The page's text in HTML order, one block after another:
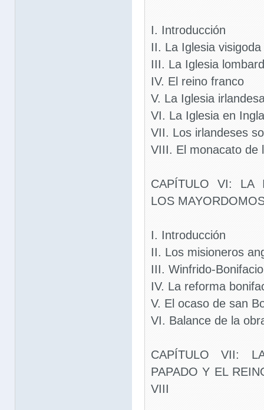
I. Introducción
II. La Iglesia
III. La Iglesia
IV. El reino franco
V. La Iglesia
VI. La Iglesia en
VII. Los irlandeses
VIII. El monacato de
CAPÍTULO VI: LA
LOS
I. Introducción
II. Los misioneros
III. Winfrido-
IV. La reforma
V. El ocaso de san
VI. Balance de la
CAPÍTULO VII:
PAPADO Y EL
VIII